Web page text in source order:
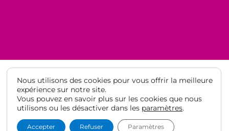
© Lycée Français de Barcelone 2021· Mentions légales ·
des données
Nous utilisons des cookies pour vous offrir la meilleure
expérience sur notre site.
Vous pouvez en savoir plus sur les cookies que nous
utilisons ou les désactiver dans les paramètres.
Accepter Refuser Paramètres